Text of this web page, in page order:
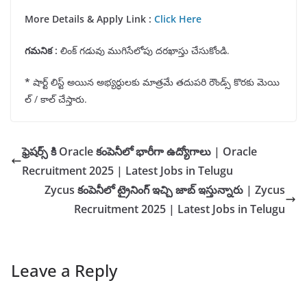
More Details & Apply Link : Click Here
గమనిక: లింక్ గడువు ముగిసేలోపు దరఖాస్తు చేసుకోండి.
* షార్ట్ లిస్ట్ అయిన అభ్యర్ధులకు మాత్రమే తదుపరి రౌండ్స్ కొరకు మెయి
ల్ / కాల్ చేస్తారు.
ఫ్రెషర్స్ కి Oracle కంపెనీలో భారీగా ఉద్యోగాలు | Oracle
Recruitment 2025 | Latest Jobs in Telugu
Zycus కంపెనీలో ట్రైనింగ్ ఇచ్చి జాబ్ ఇస్తున్నారు | Zycus
Recruitment 2025 | Latest Jobs in Telugu
Leave a Reply